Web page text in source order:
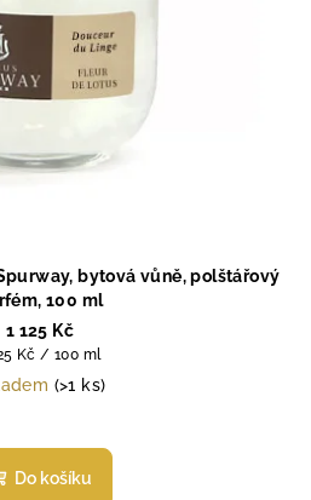
bytová vůně, polštářový
100 ml
1 125 Kč
Kč / 100 ml
(>1 ks)
hodnocení
produktu
Do košíku